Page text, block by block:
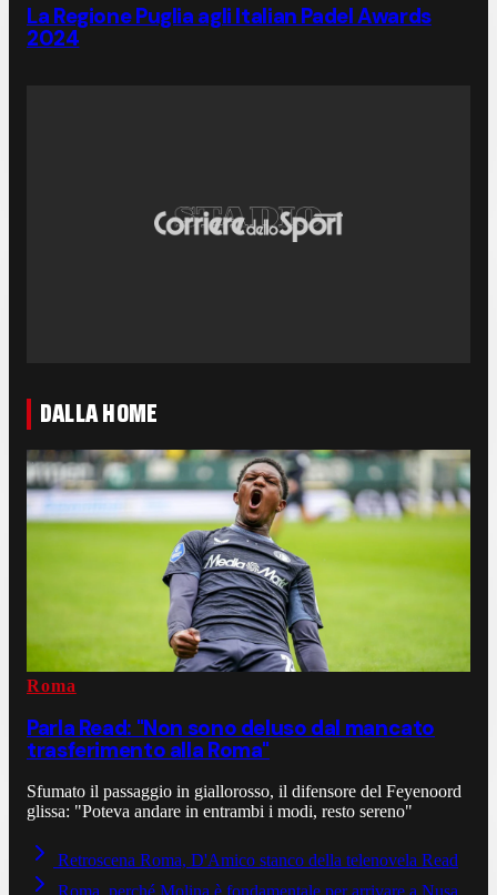
La Regione Puglia agli Italian Padel Awards
2024
DALLA HOME
Roma
Parla Read: "Non sono deluso dal mancato
trasferimento alla Roma"
Sfumato il passaggio in giallorosso, il difensore del Feyenoord
glissa: "Poteva andare in entrambi i modi, resto sereno"
Retroscena Roma, D'Amico stanco della telenovela Read